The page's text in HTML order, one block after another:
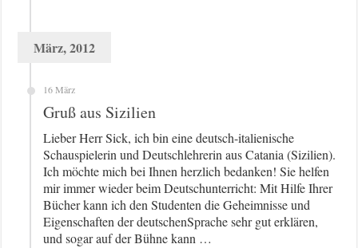
März, 2012
16 März
Gruß aus Sizilien
Lieber Herr Sick, ich bin eine deutsch-italienische
Schauspielerin und Deutschlehrerin aus Catania (Sizilien).
Ich möchte mich bei Ihnen herzlich bedanken! Sie helfen
mir immer wieder beim Deutschunterricht: Mit Hilfe Ihrer
Bücher kann ich den Studenten die Geheimnisse und
Eigenschaften der deutschenSprache sehr gut erklären,
und sogar auf der Bühne kann …